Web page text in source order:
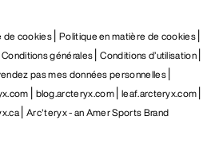
de cookies Politique en matière de cookies
Conditions générales Conditions d’utilisation
pas mes données personnelles
blog.arcteryx.com leaf.arcteryx.com
Arc'teryx - an Amer Sports Brand